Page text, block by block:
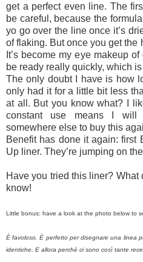
get a perfect even line. The
be careful, because the
yo go over the line once it’s
of flaking. But once you get the
It’s become my eye makeup
be ready really quickly, which
The only doubt I have is how
only had it for a little bit less
at all. But you know what? I
constant use means I
somewhere else to buy this
Benefit has done it again: first
Up liner. They’re jumping on
Have you tried this liner?
know!
Little bonus: have a look at the photo below to
È favoloso. È perfetto per disegnare una linea
identiche. E allora perché ci sono così tante